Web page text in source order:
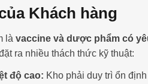
Khách hàng
là vaccine và dược phẩm có
ra nhiều thách thức kỹ thuật:
độ cao: Kho phải duy trì ổn